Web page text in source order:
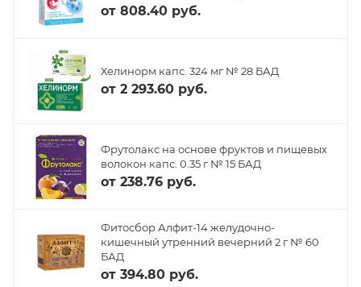
от 808.40 руб.
Хелинорм капс. 324 мг № 28 БАД
от 2 293.60 руб.
Фрутолакс на основе фруктов и пищевых
волокон капс. 0.35 г № 15 БАД
от 238.76 руб.
Фитосбор Алфит-14 желудочно-
кишечный утренний вечерний 2 г № 60
БАД
от 394.80 руб.